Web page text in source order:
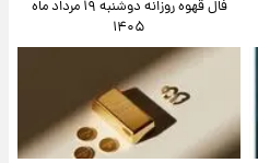
فال قهوه روزانه دوشنبه ۱۹ مرداد ماه
۱۴۰۵